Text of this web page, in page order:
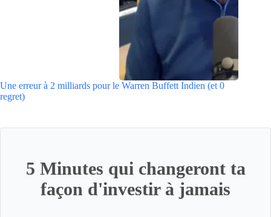
Une erreur à 2 milliards pour le Warren Buffett Indien (et 0
regret)
5 Minutes qui changeront ta
façon d'investir à jamais